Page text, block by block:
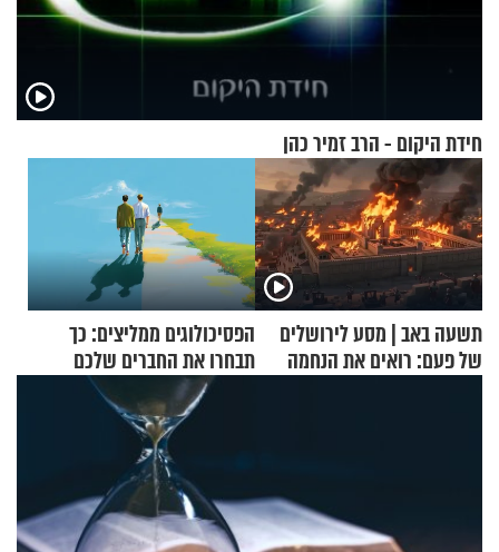
חידת היקום - הרב זמיר כהן
תשעה באב | מסע לירושלים
של פעם: רואים את הנחמה
הפסיכולוגים ממליצים: כך
תבחרו את החברים שלכם
בחיים